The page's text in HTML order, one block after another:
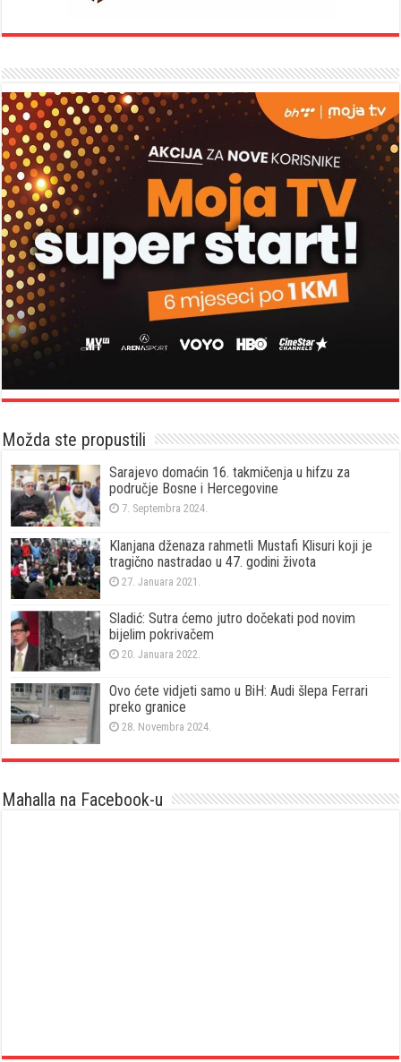
Možda ste propustili
Sarajevo domaćin 16. takmičenja u hifzu za
područje Bosne i Hercegovine
7. Septembra 2024.
Klanjana dženaza rahmetli Mustafi Klisuri koji je
tragično nastradao u 47. godini života
27. Januara 2021.
Sladić: Sutra ćemo jutro dočekati pod novim
bijelim pokrivačem
20. Januara 2022.
Ovo ćete vidjeti samo u BiH: Audi šlepa Ferrari
preko granice
28. Novembra 2024.
Mahalla na Facebook-u